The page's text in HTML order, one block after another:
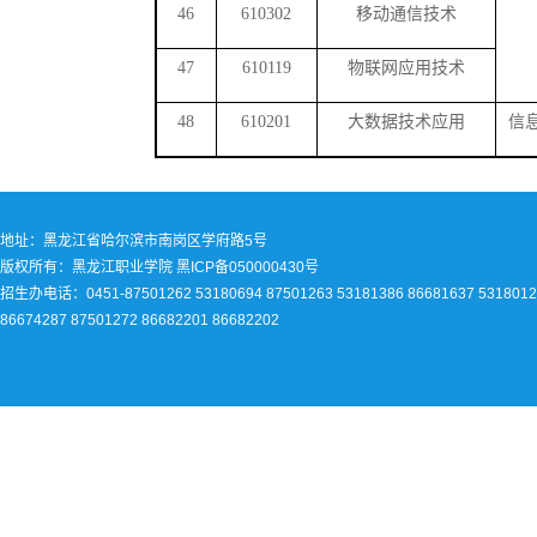
46 610302 移动通信技术
47 610119 物联网应用技术
48 610201 大数据技术应用 信
地址：黑龙江省哈尔滨市南岗区学府路5号
版权所有：黑龙江职业学院 黑ICP备050000430号
招生办电话：0451-87501262 53180694 87501263 53181386 86681637
86674287 87501272 86682201 86682202